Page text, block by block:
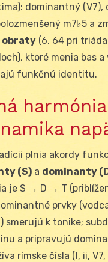
dominantný (V7),
m7♭5 a
obraty (6, 64 pri
ktoré menia bas a
funkčnú identitu.
plnia akordy
(S) a dominanty
je S → D → T
prvky
smerujú k tonike;
a pripravujú
rímske čísla (I, ii,